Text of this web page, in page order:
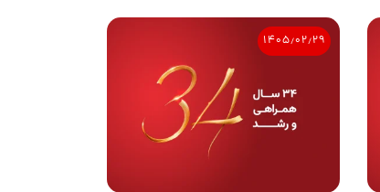
۱۴۰۵٫۰۲٫۲۹